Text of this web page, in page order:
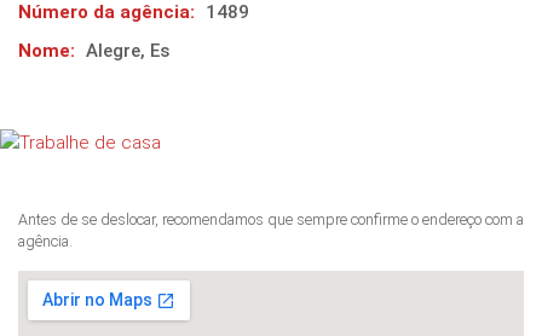
Número da agência:
1489
Nome: Alegre, Es
Antes de se deslocar, recomendamos que sempre confirme o endereço com a
agência.